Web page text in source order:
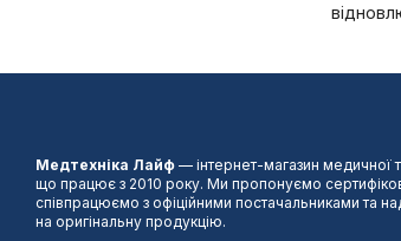
Медтехніка Лайф — інтернет-магазин медичної
що працює з 2010 року. Ми пропонуємо
співпрацюємо з офіційними постачальниками та
на оригінальну продукцію.